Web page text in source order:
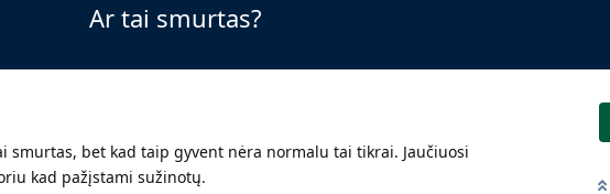
Ar tai smurtas?
smurtas, bet kad taip gyvent nėra normalu tai tikrai. Jaučiuosi
kad pažįstami sužinotų.